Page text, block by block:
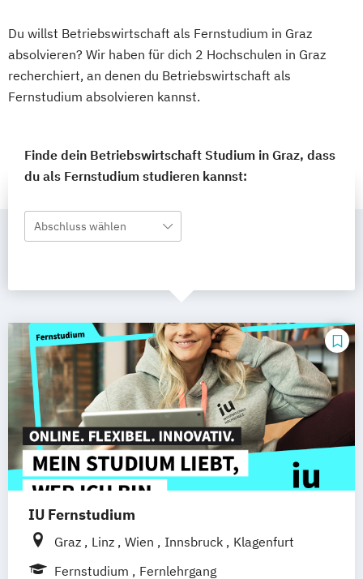
Du willst Betriebswirtschaft als Fernstudium in Graz
absolvieren? Wir haben für dich 2 Hochschulen in Graz
recherchiert, an denen du Betriebswirtschaft als
Fernstudium absolvieren kannst.
Finde dein Betriebswirtschaft Studium in Graz, dass
du als Fernstudium studieren kannst:
Abschluss wählen
IU Fernstudium
Graz Linz Wien Innsbruck
Klagenfurt
Fernstudium
Fernlehrgang